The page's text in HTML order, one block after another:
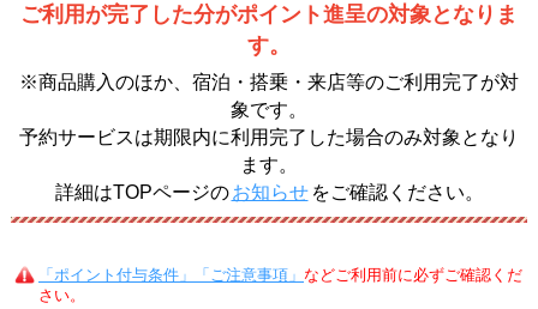
ご利用が完了した分がポイント進呈の対象となりま
す。
※商品購入のほか、宿泊・搭乗・来店等のご利用完了が対
象です。
予約サービスは期限内に利用完了した場合のみ対象となり
ます。
詳細はTOPページの お知らせ をご確認ください。
「ポイント付与条件」「ご注意事項」 などご利用前に必ずご確認くだ
さい。